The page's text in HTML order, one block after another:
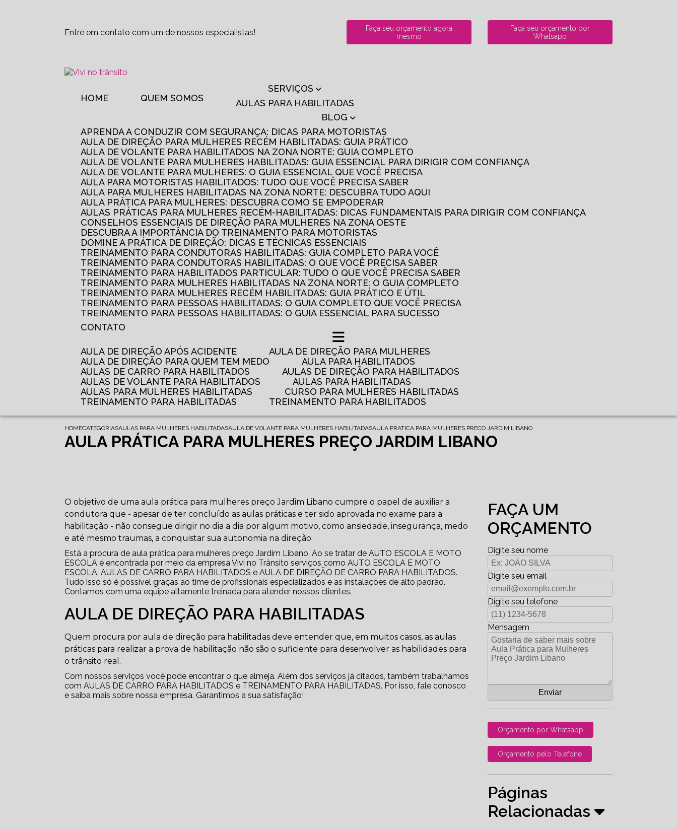
Entre em contato com um de nossos especialistas!
Faça seu orçamento agora
mesmo
Faça seu orçamento por
Whatsapp
HOME QUEM SOMOS
SERVIÇOS
AULAS PARA HABILITADAS
BLOG
APRENDA A CONDUZIR COM SEGURANÇA: DICAS PARA MOTORISTAS
AULA DE DIREÇÃO PARA MULHERES RECÉM HABILITADAS: GUIA PRÁTICO
AULA DE VOLANTE PARA HABILITADOS NA ZONA NORTE: GUIA COMPLETO
AULA DE VOLANTE PARA MULHERES HABILITADAS: GUIA ESSENCIAL PARA DIRIGIR COM CONFIANÇA
AULA DE VOLANTE PARA MULHERES: O GUIA ESSENCIAL QUE VOCÊ PRECISA
AULA PARA MOTORISTAS HABILITADOS: TUDO QUE VOCÊ PRECISA SABER
AULA PARA MULHERES HABILITADAS NA ZONA NORTE: DESCUBRA TUDO AQUI
AULA PRÁTICA PARA MULHERES: DESCUBRA COMO SE EMPODERAR
AULAS PRÁTICAS PARA MULHERES RECÉM-HABILITADAS: DICAS FUNDAMENTAIS PARA DIRIGIR COM CONFIANÇA
CONSELHOS ESSENCIAIS DE DIREÇÃO PARA MULHERES NA ZONA OESTE
DESCUBRA A IMPORTÂNCIA DO TREINAMENTO PARA MOTORISTAS
DOMINE A PRÁTICA DE DIREÇÃO: DICAS E TÉCNICAS ESSENCIAIS
TREINAMENTO PARA CONDUTORAS HABILITADAS: GUIA COMPLETO PARA VOCÊ
TREINAMENTO PARA CONDUTORAS HABILITADAS: O QUE VOCÊ PRECISA SABER
TREINAMENTO PARA HABILITADOS PARTICULAR: TUDO O QUE VOCÊ PRECISA SABER
TREINAMENTO PARA MULHERES HABILITADAS NA ZONA NORTE: O GUIA COMPLETO
TREINAMENTO PARA MULHERES RECÉM HABILITADAS: GUIA PRÁTICO E ÚTIL
TREINAMENTO PARA PESSOAS HABILITADAS: O GUIA COMPLETO QUE VOCÊ PRECISA
TREINAMENTO PARA PESSOAS HABILITADAS: O GUIA ESSENCIAL PARA SUCESSO
CONTATO
AULA DE DIREÇÃO APÓS ACIDENTE
AULA DE DIREÇÃO PARA MULHERES
AULA DE DIREÇÃO PARA QUEM TEM MEDO
AULA PARA HABILITADOS
AULAS DE CARRO PARA HABILITADOS
AULAS DE DIREÇÃO PARA HABILITADOS
AULAS DE VOLANTE PARA HABILITADOS
AULAS PARA HABILITADAS
AULAS PARA MULHERES HABILITADAS
CURSO PARA MULHERES HABILITADAS
TREINAMENTO PARA HABILITADAS
TREINAMENTO PARA HABILITADOS
HOMECATEGORIASAULAS PARA MULHERES HABILITADASAULA DE VOLANTE PARA MULHERES HABILITADASAULA PRATICA PARA MULHERES PRECO JARDIM LIBANO
AULA PRÁTICA PARA MULHERES PREÇO JARDIM LIBANO
O objetivo de uma aula prática para mulheres preço Jardim Libano cumpre o papel de auxiliar a
condutora que - apesar de ter concluído as aulas práticas e ter sido aprovada no exame para a
habilitação - não consegue dirigir no dia a dia por algum motivo, como ansiedade, insegurança, medo
e até mesmo traumas, a conquistar sua autonomia na direção.
Está a procura de aula prática para mulheres preço Jardim Libano, Ao se tratar de AUTO ESCOLA E MOTO
ESCOLA é encontrada por meio da empresa Vivi no Trânsito serviços como AUTO ESCOLA E MOTO
ESCOLA, AULAS DE CARRO PARA HABILITADOS e AULA DE DIREÇÃO DE CARRO PARA HABILITADOS.
Tudo isso só é possível graças ao time de profissionais especializados e as instalações de alto padrão.
Contamos com uma equipe altamente treinada para atender nossos clientes.
AULA DE DIREÇÃO PARA HABILITADAS
Quem procura por aula de direção para habilitadas deve entender que, em muitos casos, as aulas
práticas para realizar a prova de habilitação não são o suficiente para desenvolver as habilidades para
o trânsito real.
Com nossos serviços você pode encontrar o que almeja. Além dos serviços já citados, também trabalhamos
com AULAS DE CARRO PARA HABILITADOS e TREINAMENTO PARA HABILITADAS. Por isso, fale conosco
e saiba mais sobre nossa empresa. Garantimos a sua satisfação!
FAÇA UM
ORÇAMENTO
Digite seu nome
Digite seu email
Digite seu telefone
Mensagem
Orçamento por Whatsapp
Orçamento pelo Telefone
Páginas
Relacionadas